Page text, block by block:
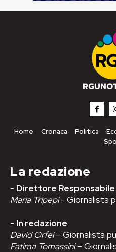
Home Cronaca Politica
La redazione
- Direttore Responsabile
Maria Tripepi- Giornalista
- In redazione
David Orfei– Giornalista
Fatima Tomassini–